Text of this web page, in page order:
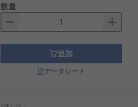
数量
追加
データシート